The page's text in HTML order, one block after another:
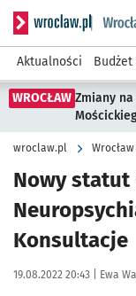
Serwis
Aktualności
WROCŁAW Zmiany
wroclaw.pl
Nowy statut
Konsultacje
Data publikacji:
19.08.2022 20:43 | Autor:
Ewa